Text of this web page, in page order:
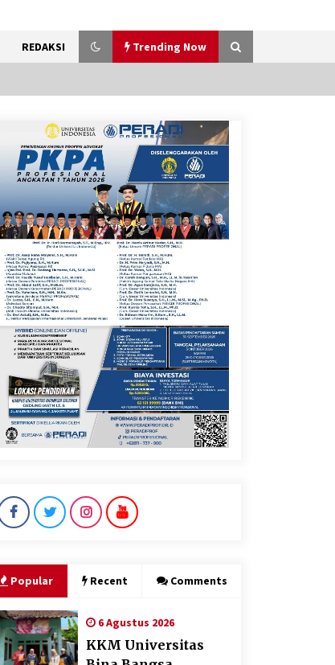
REDAKSI Trending Now
Kemenkum Malut Dorong
Perlindungan Hak Cipta Musik
di Era Digital, Sosialisasikan
Pencatatan Gratis dan
Penguatan Royalti
6 Agustus 2026
Marak Kecelakaan Kapal,
Puan Soroti Minimnya Faktor
Keamanan Transportasi Laut
5 Agustus 2026
Respons Cepat Aduan Warga,
Wali Kota Serang Bantu Bedah
Rumah Roboh Korban
Bencana, Salurkan Bantuan
Pendapatan Ditarget Rp2,03
Triliun
5 Agustus 2026
Popular Recent Comments
6 Agustus 2026
KKM Universitas